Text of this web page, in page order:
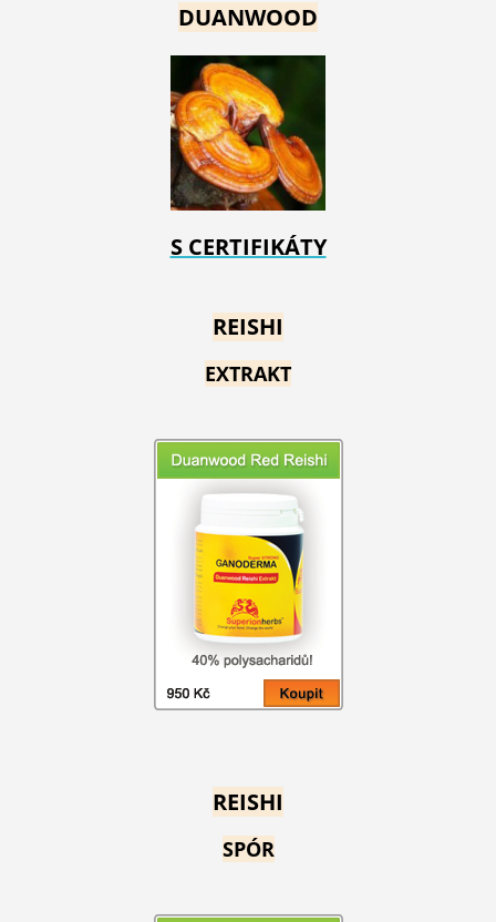
DUANWOOD
S CERTIFIKÁTY
REISHI
EXTRAKT
REISHI
SPÓR